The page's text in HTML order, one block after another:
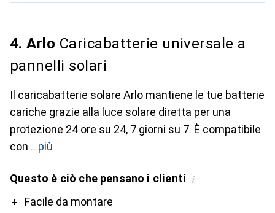
4. Arlo Caricabatterie universale a
pannelli solari
Il caricabatterie solare Arlo mantiene le tue batterie
cariche grazie alla luce solare diretta per una
protezione 24 ore su 24, 7 giorni su 7. È compatibile
con
più
Questo è ciò che pensano i clienti i
ProFacile da montare
Contro